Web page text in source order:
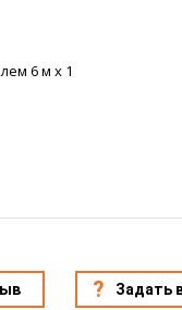
6 м x 1
Задать